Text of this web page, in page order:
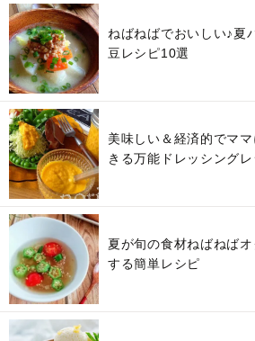
ねばねばでおいしい♪夏
豆レシピ10選
美味しい＆経済的でマ
きる万能ドレッシングレ
夏が旬の食材ねばねば
する簡単レシピ